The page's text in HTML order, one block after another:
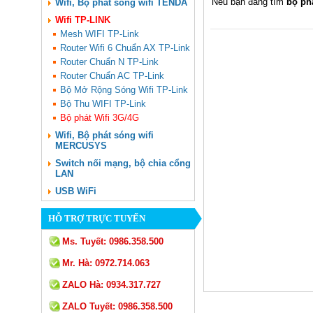
Wifi, Bộ phát sóng wifi TENDA
Wifi TP-LINK
Mesh WIFI TP-Link
Router Wifi 6 Chuẩn AX TP-Link
Router Chuẩn N TP-Link
Router Chuẩn AC TP-Link
Bộ Mở Rộng Sóng Wifi TP-Link
Bộ Thu WIFI TP-Link
Bộ phát Wifi 3G/4G
Wifi, Bộ phát sóng wifi
MERCUSYS
Switch nối mạng, bộ chia cổng
LAN
USB WiFi
HỖ TRỢ TRỰC TUYẾN
Ms. Tuyết: 0986.358.500
Mr. Hà: 0972.714.063
ZALO Hà: 0934.317.727
ZALO Tuyết: 0986.358.500